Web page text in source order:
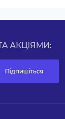
АКЦІЯМИ:
Підпишіться